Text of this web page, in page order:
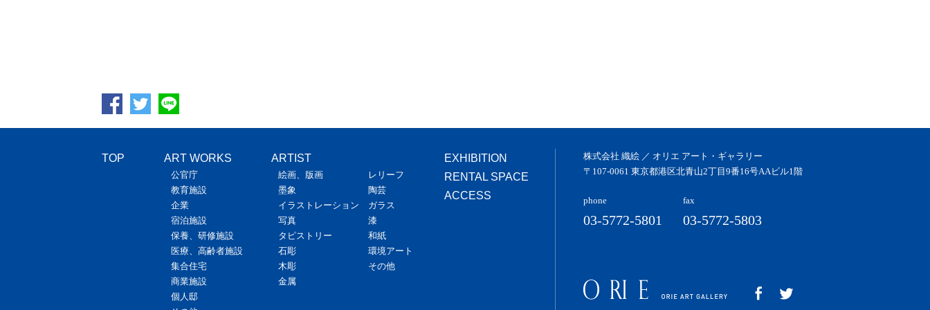
TOP ART WORKS
公官庁
教育施設
企業
宿泊施設
保養、研修施設
医療、高齢者施設
集合住宅
商業施設
個人邸
ARTIST
絵画、版画
墨象
イラストレーション
写真
タピストリー
石彫
木彫
金属
レリーフ
陶芸
ガラス
漆
和紙
環境アート
その他
EXHIBITION
RENTAL SPACE
ACCESS
株式会社 織絵 ／ オリエ アート・ギャラリー
〒107-0061 東京都港区北青山2丁目9番16号AAビル1階
phone
03-5772-5801
fax
03-5772-5803